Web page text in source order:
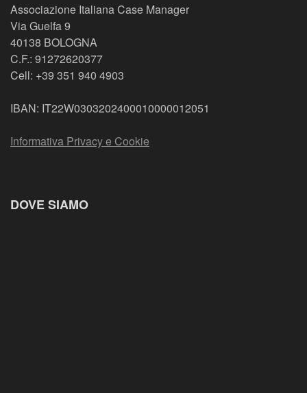
Associazione Italiana Case Manager
Via Guelfa 9
40138 BOLOGNA
C.F.: 91272620377
Cell: +39 351 940 4903
IBAN: IT22W0303202400010000012051
Informativa Privacy e Cookie
DOVE SIAMO